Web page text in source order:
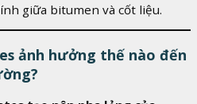
giữa bitumen và cốt liệu.
ảnh hưởng thế nào đến